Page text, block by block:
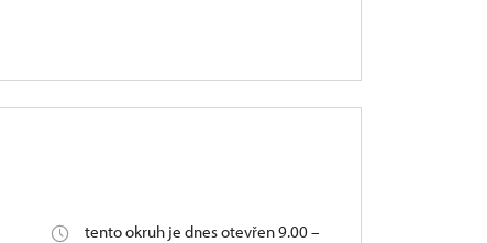
tento okruh je dnes otevřen 9.00 –